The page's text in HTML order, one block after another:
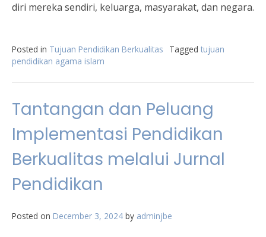
diri mereka sendiri, keluarga, masyarakat, dan negara.
Posted in Tujuan Pendidikan Berkualitas Tagged tujuan
pendidikan agama islam
Tantangan dan Peluang
Implementasi Pendidikan
Berkualitas melalui Jurnal
Pendidikan
Posted on December 3, 2024 by adminjbe